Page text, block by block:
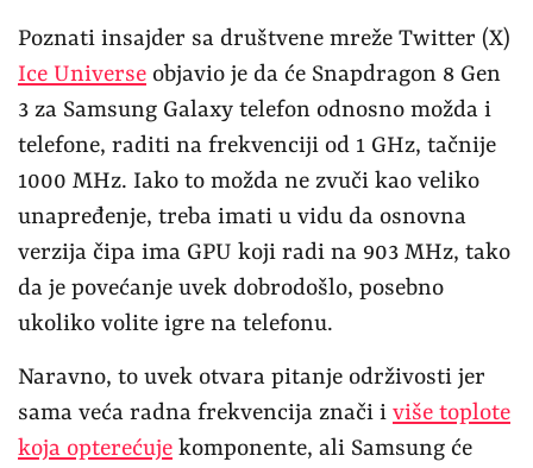
Poznati insajder sa društvene mreže Twitter (X)
Ice Universe objavio je da će Snapdragon 8 Gen
3 za Samsung Galaxy telefon odnosno možda i
telefone, raditi na frekvenciji od 1 GHz, tačnije
1000 MHz. Iako to možda ne zvuči kao veliko
unapređenje, treba imati u vidu da osnovna
verzija čipa ima GPU koji radi na 903 MHz, tako
da je povećanje uvek dobrodošlo, posebno
ukoliko volite igre na telefonu.
Naravno, to uvek otvara pitanje održivosti jer
sama veća radna frekvencija znači i više toplote
koja opterećuje komponente, ali Samsung će